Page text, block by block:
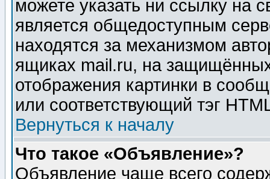
можете указать ни ссылку на
является общедоступным
находятся за механизмом
ящиках mail.ru, на
отображения картинки в
или соответствующий тэг
Вернуться к началу
Что такое «Объявление»?
Объявление чаще всего